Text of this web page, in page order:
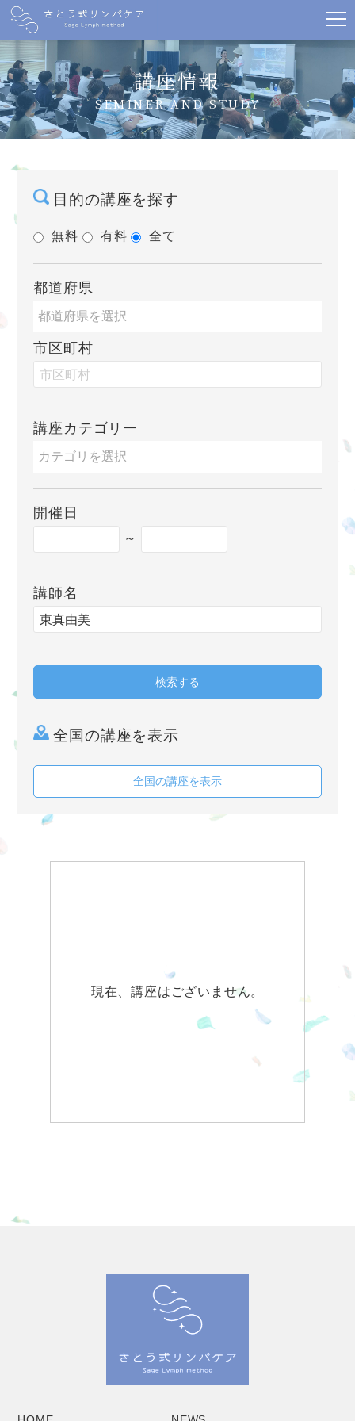
講座情報
SEMINER AND STUDY
目的の講座を探す
無料 有料 全て
都道府県
市区町村
講座カテゴリー
開催日
～
講師名
検索する
全国の講座を表示
全国の講座を表示
現在、講座はございません。